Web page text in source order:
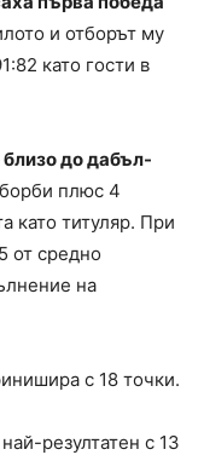
и отборът му
като гости в
до дабъл-
плюс 4
като титуляр. При
от средно
на
с 18 точки.
резултатен с 13